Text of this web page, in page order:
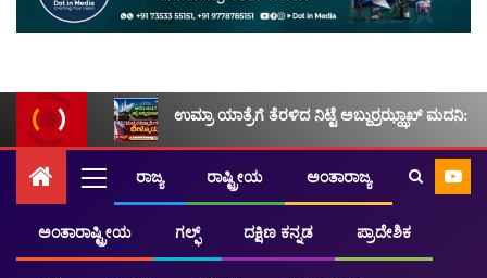
ಉಮ್ರಾ ಯಾತ್ರೆಗೆ ತೆರಳಿದ ನಿಟ್ಟೆ ಅಬ್ದುರ್ರಝ್ಝಾಖ್ ಮದನಿ:
ರಾಜ್ಯ ರಾಷ್ಟ್ರೀಯ ಅಂತಾರಾಜ್ಯ
ಅಂತಾರಾಷ್ಟ್ರೀಯ ಗಲ್ಫ್ ದಕ್ಷಿಣ ಕನ್ನಡ ಪ್ರಾದೇಶಿಕ